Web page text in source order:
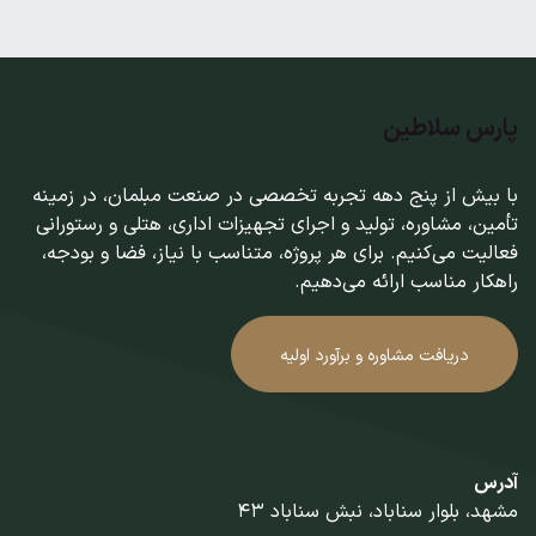
پارس سلاطین
با بیش از پنج دهه تجربه تخصصی در صنعت مبلمان، در زمینه
تأمین، مشاوره، تولید و اجرای تجهیزات اداری، هتلی و رستورانی
فعالیت می‌کنیم. برای هر پروژه، متناسب با نیاز، فضا و بودجه،
راهکار مناسب ارائه می‌دهیم.
دریافت مشاوره و برآورد اولیه
آدرس
مشهد، بلوار سناباد، نبش سناباد 43